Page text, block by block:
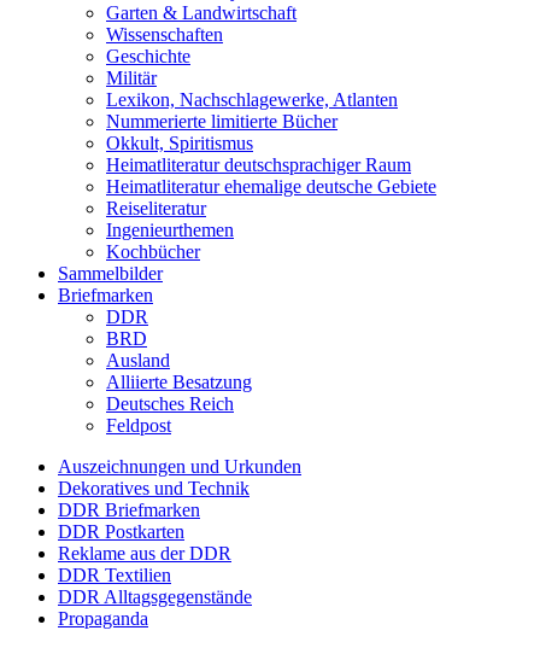
Garten & Landwirtschaft
Wissenschaften
Geschichte
Militär
Lexikon, Nachschlagewerke, Atlanten
Nummerierte limitierte Bücher
Okkult, Spiritismus
Heimatliteratur deutschsprachiger Raum
Heimatliteratur ehemalige deutsche Gebiete
Reiseliteratur
Ingenieurthemen
Kochbücher
Sammelbilder
Briefmarken
DDR
BRD
Ausland
Alliierte Besatzung
Deutsches Reich
Feldpost
Auszeichnungen und Urkunden
Dekoratives und Technik
DDR Briefmarken
DDR Postkarten
Reklame aus der DDR
DDR Textilien
DDR Alltagsgegenstände
Propaganda